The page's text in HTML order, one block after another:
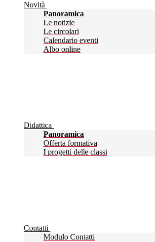
Novità
Panoramica
Le notizie
Le circolari
Calendario eventi
Albo online
Didattica
Panoramica
Offerta formativa
I progetti delle classi
Contatti
Modulo Contatti